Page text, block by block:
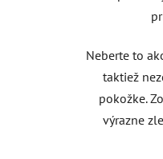
Neberte to
taktiež
pokožke.
výrazne